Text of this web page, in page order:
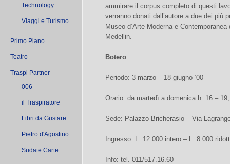
Technology
Viaggi e Turismo
Primo Piano
Teatro
Traspi Partner
006
il Traspiratore
Libri da Gustare
Pietro d'Agostino
Sudate Carte
ammirare il corpus completo di questi
verranno donati dall’autore a due dei più
Museo d’Arte Moderna e
Medellin.
Botero:
Periodo: 3 marzo – 18 giugno ‘00
Orario: da martedì a domenica h. 16 –
Sede: Palazzo Bricherasio – Via
Ingresso: L. 12.000 intero – L. 8.000
Info: tel. 011/517.16.60